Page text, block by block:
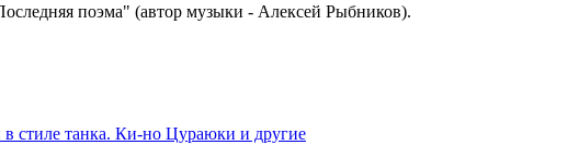
поэма" (автор музыки - Алексей Рыбников).